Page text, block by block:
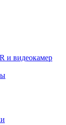
и видеокамер